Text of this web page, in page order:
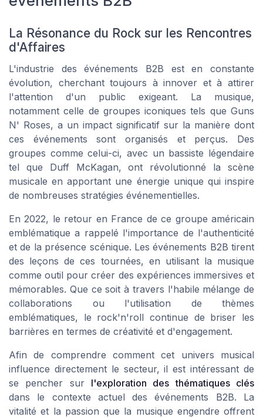
La Résonance du Rock sur les Rencontres
d'Affaires
L'industrie des événements B2B est en constante
évolution, cherchant toujours à innover et à attirer
l'attention d'un public exigeant. La musique,
notamment celle de groupes iconiques tels que Guns
N' Roses, a un impact significatif sur la manière dont
ces événements sont organisés et perçus. Des
groupes comme celui-ci, avec un bassiste légendaire
tel que Duff McKagan, ont révolutionné la scène
musicale en apportant une énergie unique qui inspire
de nombreuses stratégies événementielles.
En 2022, le retour en France de ce groupe américain
emblématique a rappelé l'importance de l'authenticité
et de la présence scénique. Les événements B2B tirent
des leçons de ces tournées, en utilisant la musique
comme outil pour créer des expériences immersives et
mémorables. Que ce soit à travers l'habile mélange de
collaborations ou l'utilisation de thèmes
emblématiques, le rock'n'roll continue de briser les
barrières en termes de créativité et d'engagement.
Afin de comprendre comment cet univers musical
influence directement le secteur, il est intéressant de
se pencher sur l'exploration des thématiques clés
dans le contexte actuel des événements B2B. La
vitalité et la passion que la musique engendre offrent